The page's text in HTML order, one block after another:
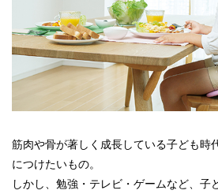
筋肉や骨が著しく成長している子ども時
につけたいもの。
しかし、勉強・テレビ・ゲームなど、子